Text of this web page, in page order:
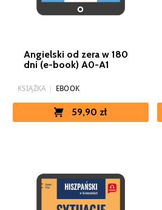
Angielski od zera w 180
dni (e-book) A0-A1
KSIĄŻKA EBOOK
59,90 zł